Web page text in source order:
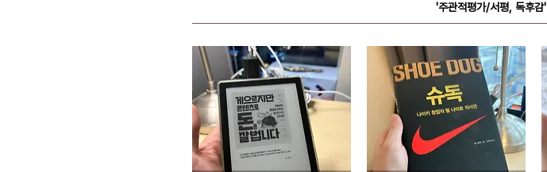
'주관적평가/서평, 독후감'